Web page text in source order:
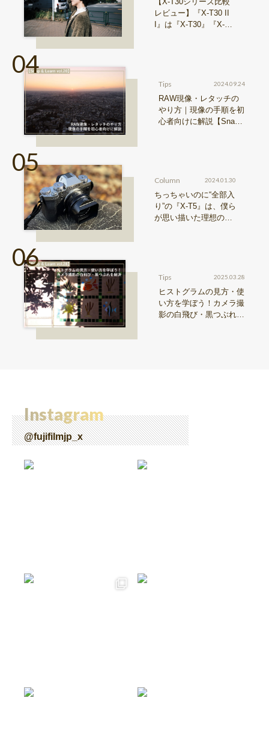
レビュー】『X-T30 II
I』は『X-T30』『X-T3
Tips 2024.09.24
RAW現像・レタッチの
やり方｜現像の手順を初
心者向けに解説【Snap
Column 2024.01.30
ちっちゃいのに“全部入
り”の『X-T5』は、僕ら
が思い描いた理想の写
Tips 2025.03.28
ヒストグラムの見方・使
い方を学ぼう！カメラ撮
影の白飛び・黒つぶれを
Instagram
@fujifilmjp_x